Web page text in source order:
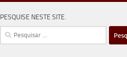
PESQUISE NESTE SITE.
Pesquisar
por: